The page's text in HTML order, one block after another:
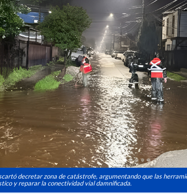
decretar zona de catástrofe, argumentando que las
y reparar la conectividad vial damnificada.